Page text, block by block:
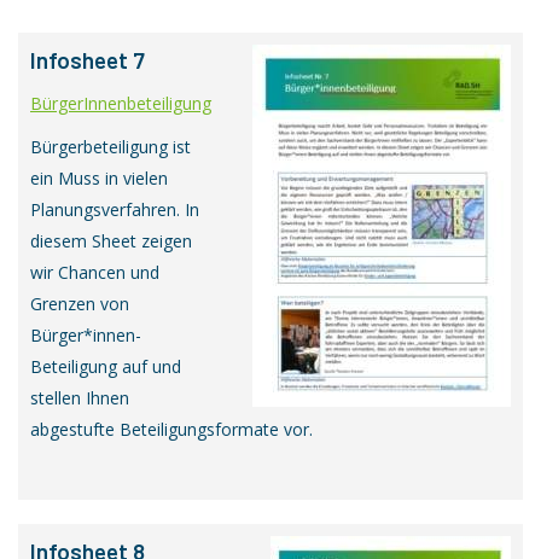
Infosheet 7
BürgerInnenbeteiligung
Bürgerbeteiligung ist
ein Muss in vielen
Planungsverfahren. In
diesem Sheet zeigen
wir Chancen und
Grenzen von
Bürger*innen-
Beteiligung auf und
stellen Ihnen
abgestufte Beteiligungsformate vor.
Infosheet 8